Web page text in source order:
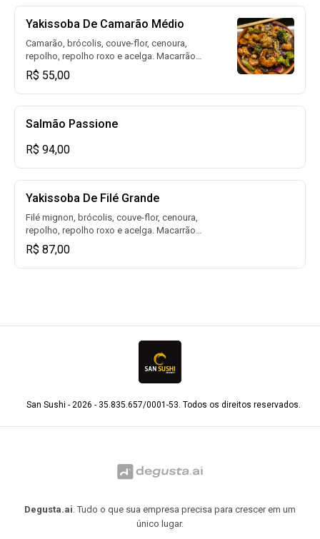
Yakissoba De Camarão Médio
Camarão, brócolis, couve-flor, cenoura,
repolho, repolho roxo e acelga. Macarrão
oriental frito ou cozido ao molho oriental.
R$ 55,00
Salmão Passione
R$ 94,00
Yakissoba De Filé Grande
Filé mignon, brócolis, couve-flor, cenoura,
repolho, repolho roxo e acelga. Macarrão
oriental frito ou cozido ao molho oriental.
R$ 87,00
San Sushi - 2026 - 35.835.657/0001-53. Todos os direitos reservados.
Degusta.ai. Tudo o que sua empresa precisa para crescer em um
único lugar.